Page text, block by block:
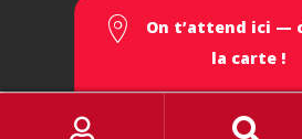
On t’attend ici —
la carte !
M